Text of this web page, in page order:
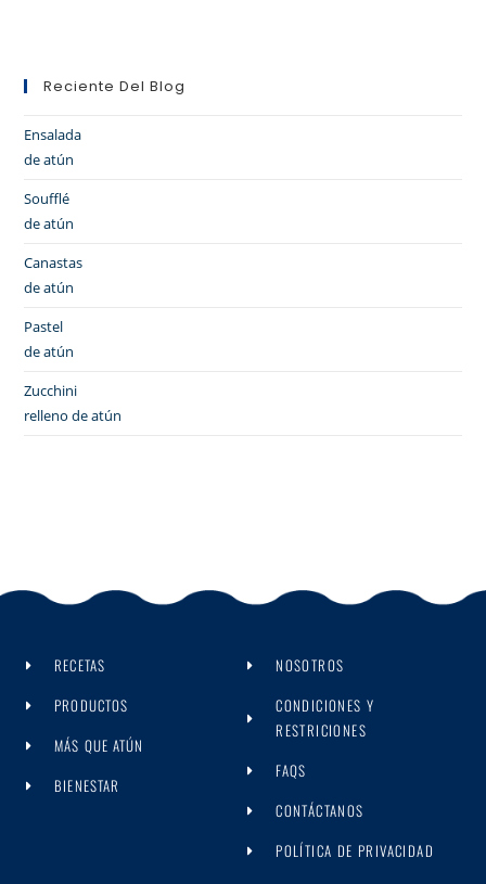
Reciente Del Blog
Ensalada
de atún
Soufflé
de atún
Canastas
de atún
Pastel
de atún
Zucchini
relleno de atún
RECETAS
PRODUCTOS
MÁS QUE ATÚN
BIENESTAR
NOSOTROS
CONDICIONES Y
RESTRICIONES
FAQS
CONTÁCTANOS
POLÍTICA DE PRIVACIDAD